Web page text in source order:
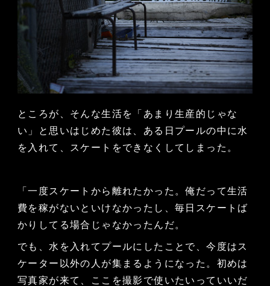
ところが、そんな生活を「あまり生産的じゃな
い」と思いはじめた彼は、ある日プールの中に水
を入れて、スケートをできなくしてしまった。
「一度スケートから離れたかった。俺だって生活
費を稼がないといけなかったし、毎日スケートば
かりしてる場合じゃなかったんだ。
でも、水を入れてプールにしたことで、今度はス
ケーター以外の人が集まるようになった。初めは
写真家が来て、ここを撮影で使いたいっていいだ